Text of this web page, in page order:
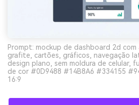
Prompt: mockup de dashboard 2d
grafite, cartões, gráficos, navegação
design plano, sem moldura de celular,
de cor #0D9488 #14B8A6 #334155
16:9